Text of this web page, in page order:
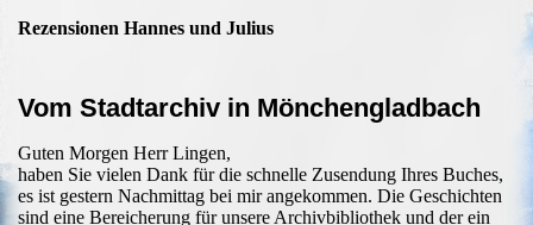
Rezensionen Hannes und Julius
Vom Stadtarchiv in Mönchengladbach
Guten Morgen Herr Lingen,
haben Sie vielen Dank für die schnelle Zusendung Ihres Buches,
es ist gestern Nachmittag bei mir angekommen. Die Geschichten
sind eine Bereicherung für unsere Archivbibliothek und der ein